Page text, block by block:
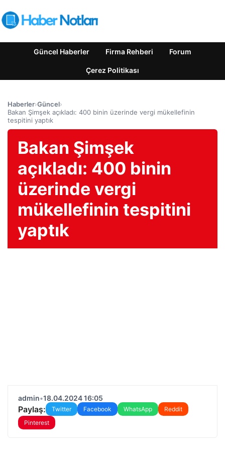
Güncel Haberler Firma Rehberi Forum
Çerez Politikası
Haberler›Güncel›
Bakan Şimşek açıkladı: 400 binin üzerinde vergi mükellefinin
tespitini yaptık
Bakan Şimşek
açıkladı: 400 binin
üzerinde vergi
mükellefinin tespitini
yaptık
admin•18.04.2024 16:05
Paylaş: Twitter Facebook WhatsApp
Reddit
Pinterest